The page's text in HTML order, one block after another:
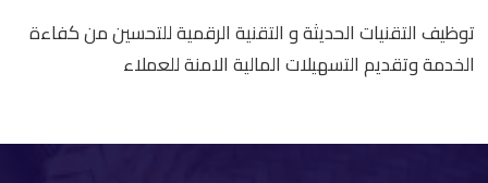
توظيف التقنيات الحديثة و التقنية الرقمية للتحسين من كفاءة
الخدمة وتقديم التسهيلات المالية الامنة للعملاء